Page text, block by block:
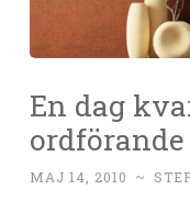
En dag
ordförande
MAJ 14, 2010 ~